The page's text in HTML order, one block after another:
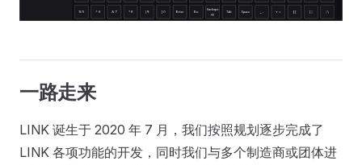
一路走来
LINK 诞生于 2020 年 7 月，我们按照规划逐步完成了
LINK 各项功能的开发，同时我们与多个制造商或团体进